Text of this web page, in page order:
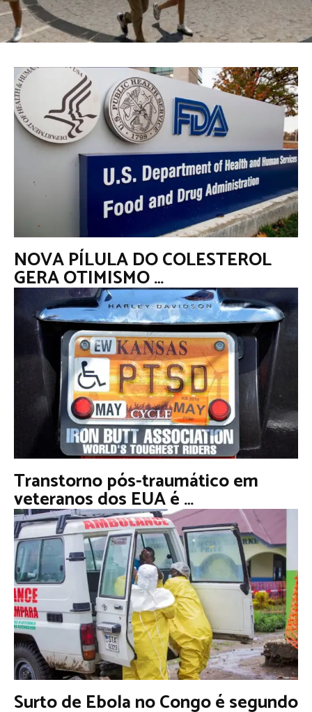
NOVA PÍLULA DO COLESTEROL
GERA OTIMISMO …
Transtorno pós-traumático em
veteranos dos EUA é …
Surto de Ebola no Congo é segundo